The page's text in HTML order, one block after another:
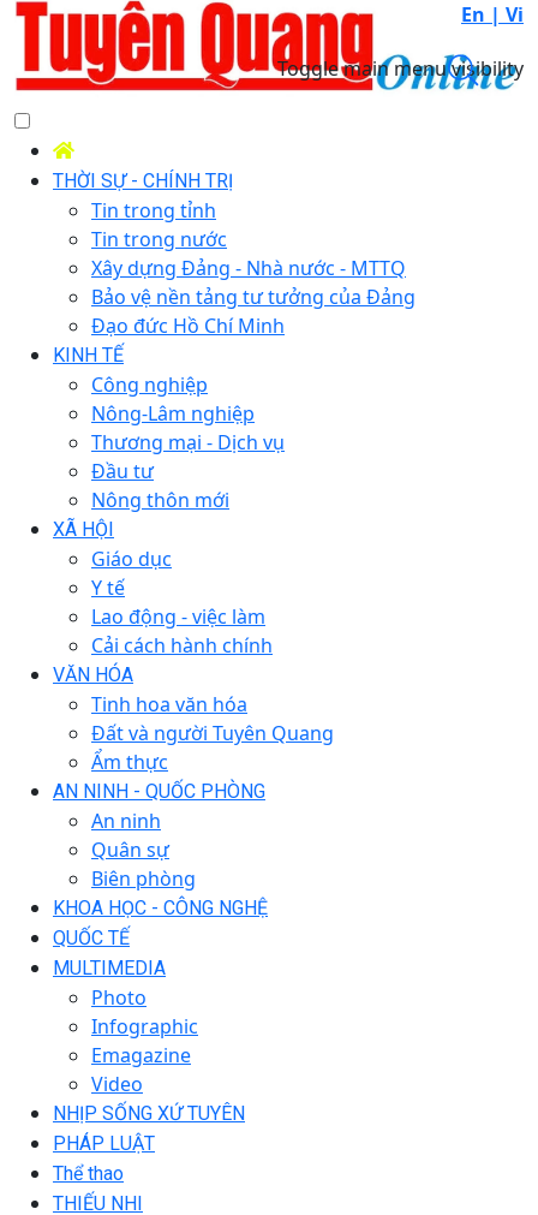
En | Vi
Toggle main menu visibility
THỜI SỰ - CHÍNH TRỊ
Tin trong tỉnh
Tin trong nước
Xây dựng Đảng - Nhà nước - MTTQ
Bảo vệ nền tảng tư tưởng của Đảng
Đạo đức Hồ Chí Minh
KINH TẾ
Công nghiệp
Nông-Lâm nghiệp
Thương mại - Dịch vụ
Đầu tư
Nông thôn mới
XÃ HỘI
Giáo dục
Y tế
Lao động - việc làm
Cải cách hành chính
VĂN HÓA
Tinh hoa văn hóa
Đất và người Tuyên Quang
Ẩm thực
AN NINH - QUỐC PHÒNG
An ninh
Quân sự
Biên phòng
KHOA HỌC - CÔNG NGHỆ
QUỐC TẾ
MULTIMEDIA
Photo
Infographic
Emagazine
Video
NHỊP SỐNG XỨ TUYÊN
PHÁP LUẬT
Thể thao
THIẾU NHI